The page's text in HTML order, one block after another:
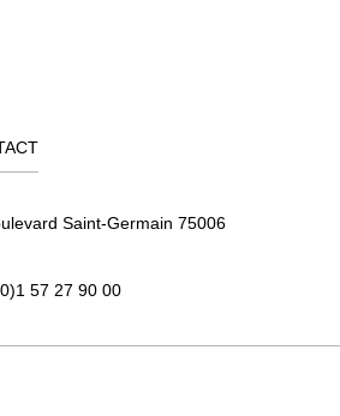
Saint-Germain 75006
57 27 90 00